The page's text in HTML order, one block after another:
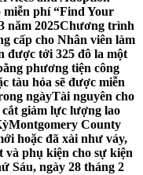
miễn phí “Find Your
năm 2025Chương trình
cấp cho Nhân viên làm
được tới 325 đô la một
phương tiện công
tàu hỏa sẽ được miễn
ngàyTài nguyên cho
giảm lực lượng lao
Montgomery County
hoặc đã xài như váy,
và phụ kiện cho sự kiện
Sáu, ngày 28 tháng 2